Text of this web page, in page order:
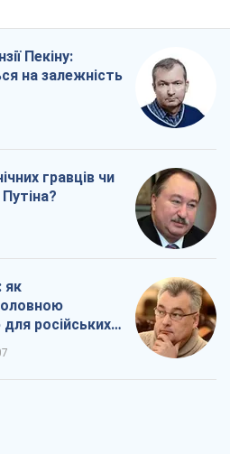
Пекіну:
на залежність
гравців чи
як
російських